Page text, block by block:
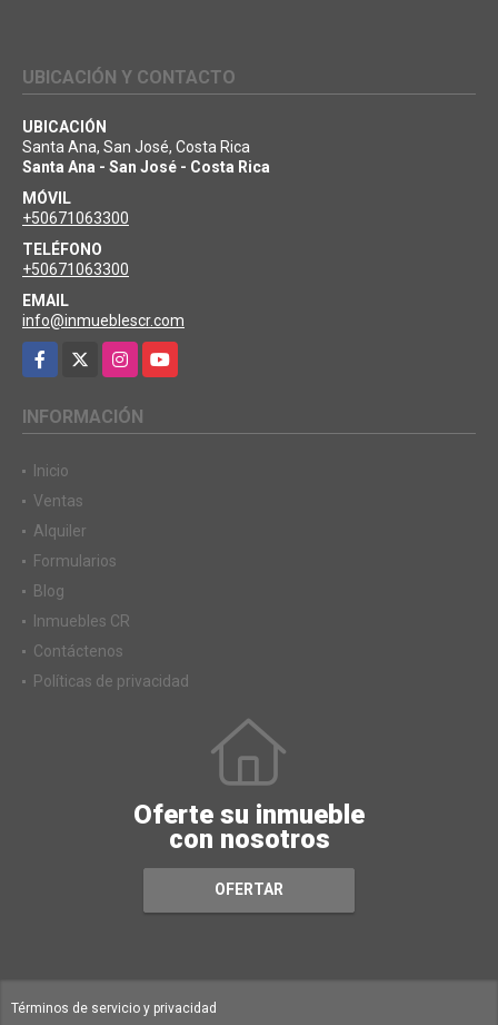
UBICACIÓN Y CONTACTO
UBICACIÓN
Santa Ana, San José, Costa Rica
Santa Ana - San José - Costa Rica
MÓVIL
+50671063300
TELÉFONO
+50671063300
EMAIL
info@inmueblescr.com
Facebook
InstagramYouTube
INFORMACIÓN
Inicio
Ventas
Alquiler
Formularios
Blog
Inmuebles CR
Contáctenos
Políticas de privacidad
Oferte su inmueble
con nosotros
OFERTAR
Términos de servicio y privacidad